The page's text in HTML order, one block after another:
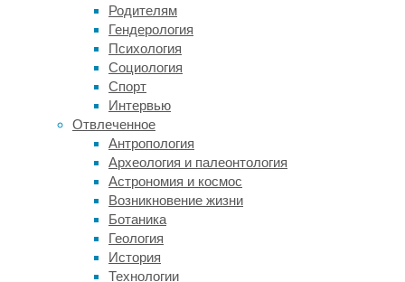
Родителям
Гендерология
Психология
Социология
Спорт
Интервью
Отвлеченное
Антропология
Археология и палеонтология
Астрономия и космос
Возникновение жизни
Ботаника
Геология
История
Технологии
темноты
характер
оленей,
ученые
сделали
животным
электроэнцефалографию
(ЭЭГ).
Авторы
проводили
исследование